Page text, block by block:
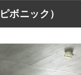
ボニック）